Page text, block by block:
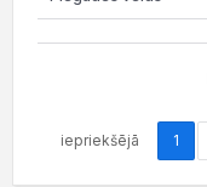
iepriekšējā 1